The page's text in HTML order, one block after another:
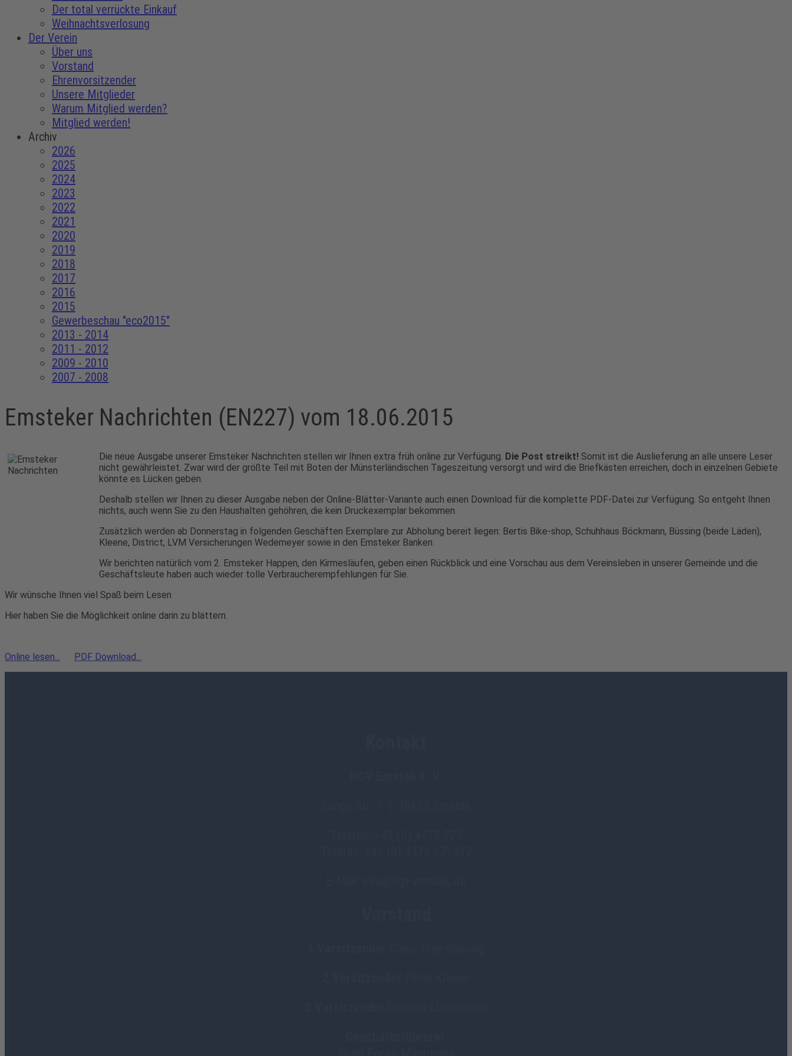
Der total verrückte Einkauf
Weihnachtsverlosung
Der Verein
Über uns
Vorstand
Ehrenvorsitzender
Unsere Mitglieder
Warum Mitglied werden?
Mitglied werden!
Archiv
2026
2025
2024
2023
2022
2021
2020
2019
2018
2017
2016
2015
Gewerbeschau "eco2015"
2013 - 2014
2011 - 2012
2009 - 2010
2007 - 2008
Emsteker Nachrichten (EN227) vom 18.06.2015
Die neue Ausgabe unserer Emsteker Nachrichten stellen wir Ihnen extra früh online zur Verfügung. Die Post streikt! Somit ist die Auslieferung an alle unsere Leser
nicht gewährleistet. Zwar wird der größte Teil mit Boten der Münsterländischen Tageszeitung versorgt und wird die Briefkästen erreichen, doch in einzelnen Gebiete
könnte es Lücken geben.
Deshalb stellen wir Ihnen zu dieser Ausgabe neben der Online-Blätter-Variante auch einen Download für die komplette PDF-Datei zur Verfügung. So entgeht Ihnen
nichts, auch wenn Sie zu den Haushalten gehöhren, die kein Druckexemplar bekommen.
Zusätzlich werden ab Donnerstag in folgenden Geschäften Exemplare zur Abholung bereit liegen: Bertis Bike-shop, Schuhhaus Böckmann, Büssing (beide Läden),
Kleene, District, LVM Versicherungen Wedemeyer sowie in den Emsteker Banken.
Wir berichten natürlich vom 2. Emsteker Happen, den Kirmesläufen, geben einen Rückblick und eine Vorschau aus dem Vereinsleben in unserer Gemeinde und die
Geschäftsleute haben auch wieder tolle Verbraucherempfehlungen für Sie.
Wir wünsche Ihnen viel Spaß beim Lesen
Hier haben Sie die Möglichkeit online darin zu blättern.
Online lesen... PDF Download...